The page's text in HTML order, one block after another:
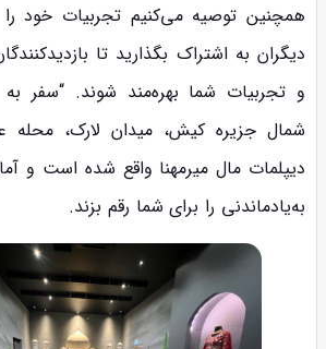
همچنین توصیه می‌کنیم تجربیات خود
دیگران به اشتراک بگذارید تا
و تجربیات شما بهره‌مند شوند. “سفر
شمال جزیره کیش، میدان لارک، محله
دیپلمات مال میرمهنا واقع شده است و
به‌یادماندنی را برای شما رقم بزند.